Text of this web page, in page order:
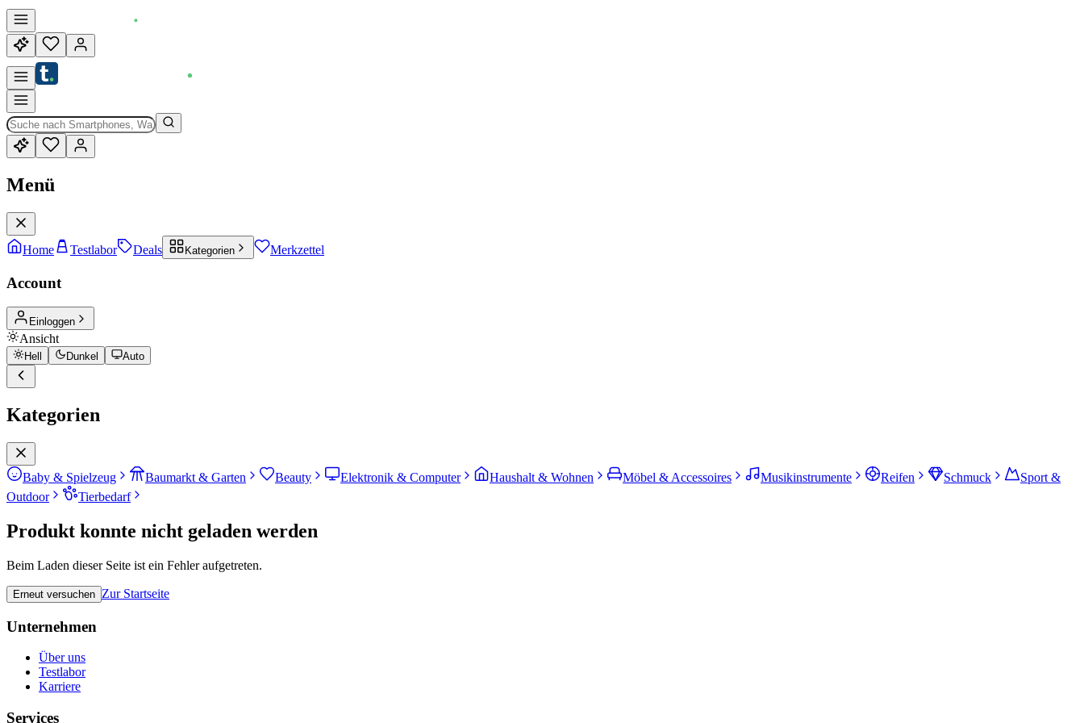
Menü
Home Testlabor Deals Kategorien Merkzettel
Account
Einloggen
Ansicht
Hell Dunkel Auto
Kategorien
Baby & Spielzeug Baumarkt & Garten Beauty Elektronik & Computer Haushalt & Wohnen Möbel & Accessoires Musikinstrumente Reifen Schmuck
Sport &
Outdoor
Tierbedarf
Produkt konnte nicht geladen werden
Beim Laden dieser Seite ist ein Fehler aufgetreten.
Erneut versuchen Zur Startseite
Unternehmen
Über uns
Testlabor
Karriere
Services